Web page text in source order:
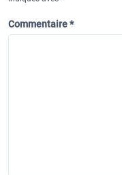
Commentaire*